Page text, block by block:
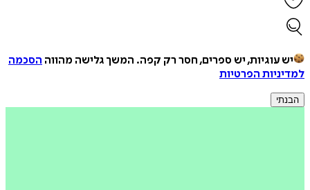
יש עוגיות, יש ספרים, חסר רק קפה. המשך גלישה מהווה הסכמה
למדיניות הפרטיות
הבנתי